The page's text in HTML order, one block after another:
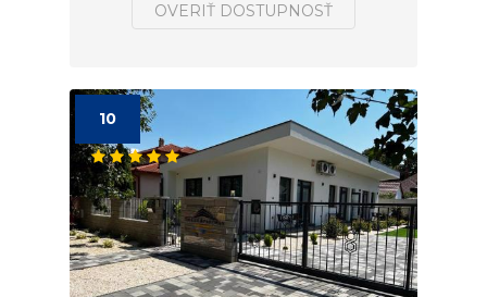
OVERIŤ DOSTUPNOSŤ
10